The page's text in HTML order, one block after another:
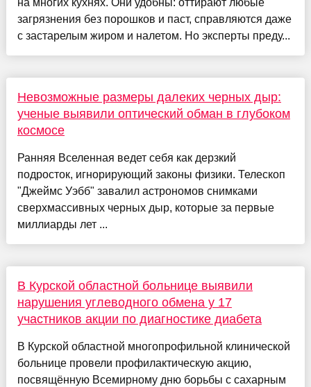
на многих кухнях. Они удобны: оттирают любые
загрязнения без порошков и паст, справляются даже
с застарелым жиром и налетом. Но эксперты преду...
Невозможные размеры далеких черных дыр:
ученые выявили оптический обман в глубоком
космосе
Ранняя Вселенная ведет себя как дерзкий
подросток, игнорирующий законы физики. Телескоп
"Джеймс Уэбб" завалил астрономов снимками
сверхмассивных черных дыр, которые за первые
миллиарды лет ...
В Курской областной больнице выявили
нарушения углеводного обмена у 17
участников акции по диагностике диабета
В Курской областной многопрофильной клинической
больнице провели профилактическую акцию,
посвящённую Всемирному дню борьбы с сахарным